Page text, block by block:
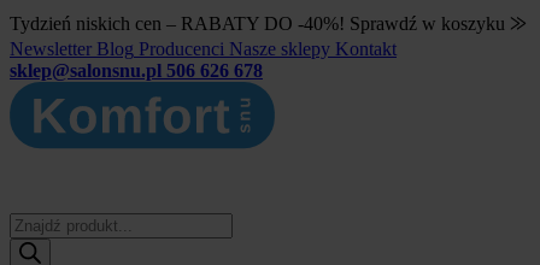
Tydzień niskich cen – RABATY DO -40%! Sprawdź w koszyku ⨠
Newsletter Blog Producenci Nasze sklepy Kontakt
sklep@salonsnu.pl 506 626 678
Wyszukiwarka
produktów